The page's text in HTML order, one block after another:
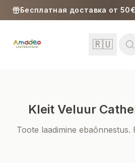
Skip to content
Бесплатная доставка от
🇷🇺
Kleit Veluur
Toote laadimine